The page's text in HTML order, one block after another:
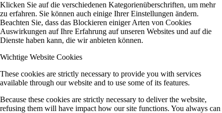
Klicken Sie auf die verschiedenen Kategorienüberschriften, um mehr
zu erfahren. Sie können auch einige Ihrer Einstellungen ändern.
Beachten Sie, dass das Blockieren einiger Arten von Cookies
Auswirkungen auf Ihre Erfahrung auf unseren Websites und auf die
Dienste haben kann, die wir anbieten können.
Wichtige Website Cookies
These cookies are strictly necessary to provide you with services
available through our website and to use some of its features.
Because these cookies are strictly necessary to deliver the website,
refusing them will have impact how our site functions. You always can